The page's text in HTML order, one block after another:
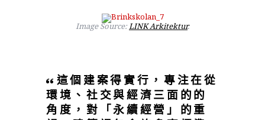
Image Source:LINK Arkitektur.
這個建案得實行，專注在從
環境、社交與經濟三面的的
角度，對「永續經營」的重